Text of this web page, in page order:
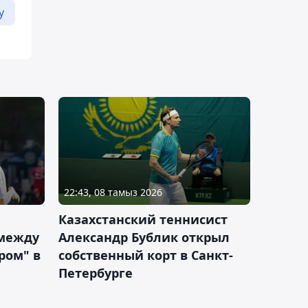
в
22:43, 08 тамыз 2026
Казахстанский теннисист
Александр Бублик открыл
собственный корт в Санкт-
Петербурге